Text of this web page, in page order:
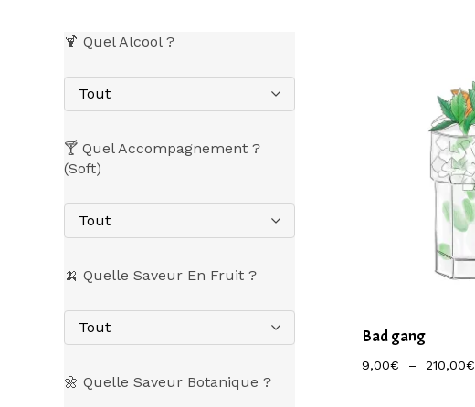
🍹 Quel Alcool ?
Tout
🍸 Quel Accompagnement ?
(Soft)
Tout
🍌 Quelle Saveur En Fruit ?
Tout
🌼 Quelle Saveur Botanique ?
Bad gang
9,00€ – 210,00€